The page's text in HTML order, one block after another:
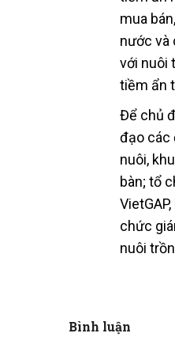
mua
nước và
với nuôi
tiềm ẩn
Để chủ
đạo các
nuôi,
bàn; tổ
chức
nuôi
Bình luận